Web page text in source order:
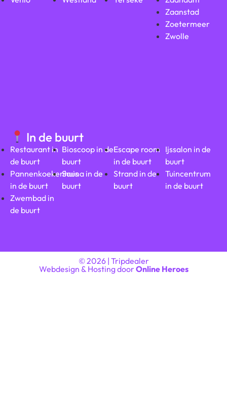
Zaanstad
Zoetermeer
Zwolle
In de buurt
Restaurant in
de buurt
Pannenkoekenhuis
in de buurt
Zwembad in
de buurt
Bioscoop in de
buurt
Sauna in de
buurt
Escape room
in de buurt
Strand in de
buurt
Ijssalon in de
buurt
Tuincentrum
in de buurt
© 2026 | Tripdealer
Webdesign & Hosting doorOnline Heroes